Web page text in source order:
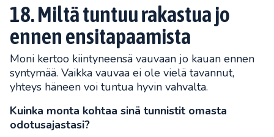
18. Miltä tuntuu rakastua jo
ennen ensitapaamista
Moni kertoo kiintyneensä vauvaan jo kauan ennen
syntymää. Vaikka vauvaa ei ole vielä tavannut,
yhteys häneen voi tuntua hyvin vahvalta.
Kuinka monta kohtaa sinä tunnistit omasta
odotusajastasi?